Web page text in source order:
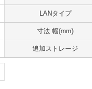
LANタイプ
寸法 幅(mm)
追加ストレージ